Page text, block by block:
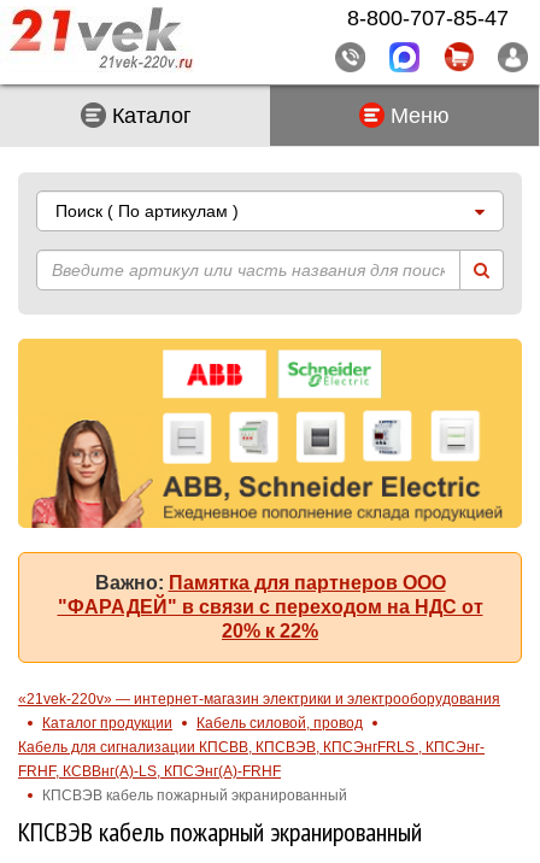
Каталог Меню
Поиск ( По артикулам )
Важно: Памятка для партнеров ООО
"ФАРАДЕЙ" в связи с переходом на НДС от
20% к 22%
«21vek-220v» — интернет-магазин электрики и электрооборудования
Каталог продукции
Кабель силовой, провод
Кабель для сигнализации КПСВВ, КПСВЭВ, КПСЭнгFRLS , КПСЭнг-
FRHF, КСВВнг(А)-LS, КПСЭнг(А)-FRHF
КПСВЭВ кабель пожарный экранированный
КПСВЭВ кабель пожарный экранированный
8-800-707-85-47